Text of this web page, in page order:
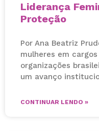
Liderança
Proteção
Por Ana Beatriz
mulheres em
organizações
um avanço
CONTINUAR LENDO »